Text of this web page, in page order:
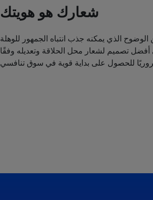
شعارك هو هويتك
الوضوح الذي يمكنه جذب انتباه الجمهور للوهلة
تصميم لشعار محل الحلاقة وتعديله وفقًا
للحصول على بداية قوية في سوق تنافسي